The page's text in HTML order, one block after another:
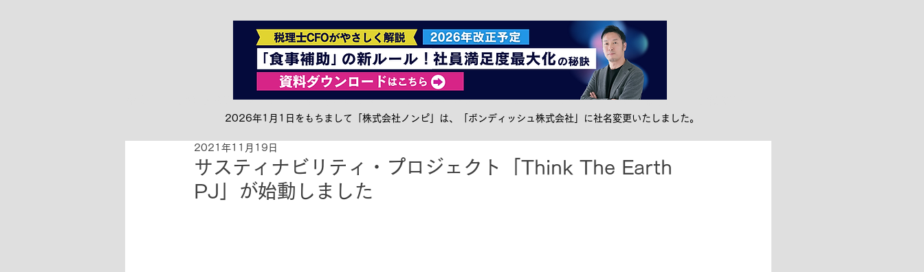
お知らせ&リリース 社食トピック ケータリング サステナブル メンバー紹介
サスティナビリティ・プロジェクト「Think The Earth
PJ」が始動しました
2021年11月19日
2026年1月1日をもちまして「株式会社ノンピ」は、「ボンディッシュ株式会社」に社名変更いたしました。